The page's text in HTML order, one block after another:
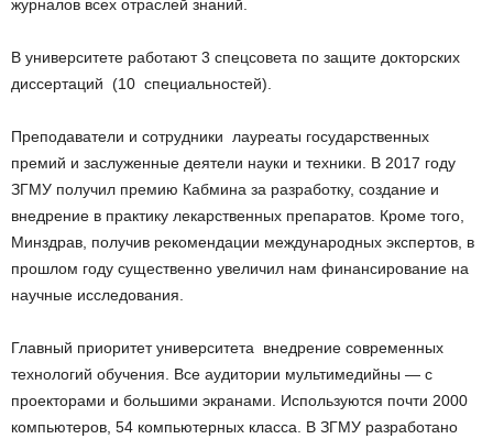
журналов всех отраслей знаний.
В университете работают 3 спецсовета по защите докторских
диссертаций (10 специальностей).
Преподаватели и сотрудники ­ лауреаты государственных
премий и заслуженные деятели науки и техники. В 2017 году
ЗГМУ получил премию Кабмина за разработку, создание и
внедрение в практику лекарственных препаратов. Кроме того,
Минздрав, получив рекомендации международных экспертов, в
прошлом году существенно увеличил нам финансирование на
научные исследования.
Главный приоритет университета ­ внедрение современных
технологий обучения. Все аудитории мультимедийны — с
проекторами и большими экранами. Используются почти 2000
компьютеров, 54 компьютерных класса. В ЗГМУ разработано